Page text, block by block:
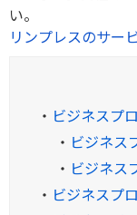
い。
リンプレスのサー
・ ビジネスプ
・ ビジネス
・ ビジネス
・ ビジネスプ